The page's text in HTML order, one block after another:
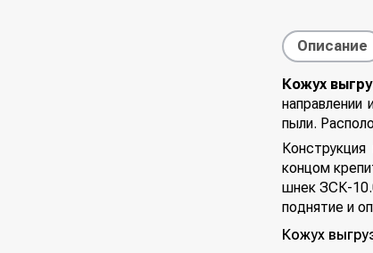
Описание
Кожух
пыли.
концом
шнек ЗСК-
поднятие и
Кожух